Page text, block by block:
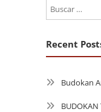
Recent
Budokan